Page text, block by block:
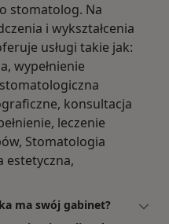
stomatolog. Na
i wykształcenia
usługi takie jak:
wypełnienie
konsultacja
leczenie
Stomatologia
estetyczna,
ma swój gabinet?